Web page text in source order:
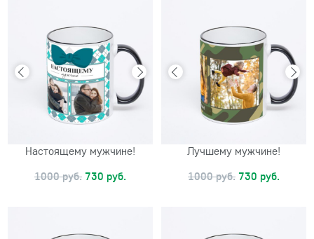
Настоящему мужчине!
1000 руб. 730 руб.
Лучшему мужчине!
1000 руб. 730 руб.